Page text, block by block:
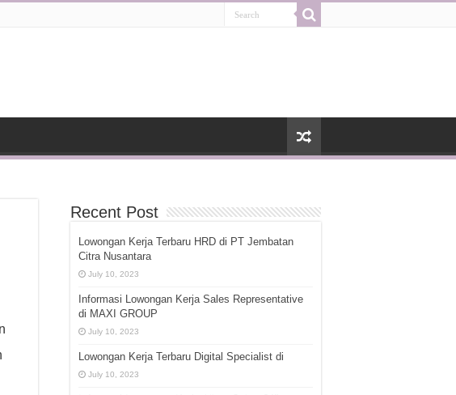
Recent Post
Lowongan Kerja Terbaru HRD di PT Jembatan
Citra Nusantara
July 10, 2023
Informasi Lowongan Kerja Sales Representative
di MAXI GROUP
July 10, 2023
Lowongan Kerja Terbaru Digital Specialist di
July 10, 2023